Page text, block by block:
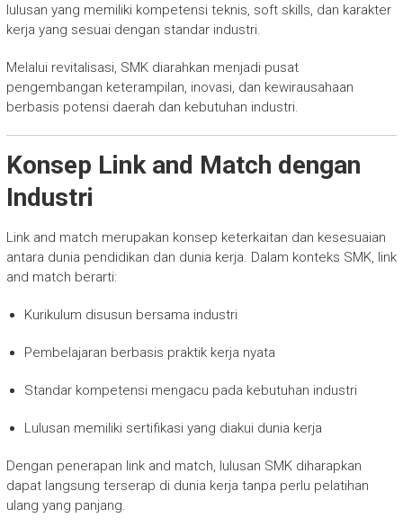
lulusan yang memiliki kompetensi teknis, soft skills, dan karakter
kerja yang sesuai dengan standar industri.
Melalui revitalisasi, SMK diarahkan menjadi pusat
pengembangan keterampilan, inovasi, dan kewirausahaan
berbasis potensi daerah dan kebutuhan industri.
Konsep Link and Match dengan
Industri
Link and match merupakan konsep keterkaitan dan kesesuaian
antara dunia pendidikan dan dunia kerja. Dalam konteks SMK, link
and match berarti:
Kurikulum disusun bersama industri
Pembelajaran berbasis praktik kerja nyata
Standar kompetensi mengacu pada kebutuhan industri
Lulusan memiliki sertifikasi yang diakui dunia kerja
Dengan penerapan link and match, lulusan SMK diharapkan
dapat langsung terserap di dunia kerja tanpa perlu pelatihan
ulang yang panjang.